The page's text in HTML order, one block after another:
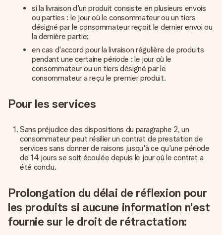
si la livraison d'un produit consiste en plusieurs envois
ou parties : le jour où le consommateur ou un tiers
désigné par le consommateur reçoit le dernier envoi ou
la dernière partie;
en cas d'accord pour la livraison régulière de produits
pendant une certaine période : le jour où le
consommateur ou un tiers désigné par le
consommateur a reçu le premier produit.
Pour les services
Sans préjudice des dispositions du paragraphe 2, un
consommateur peut résilier un contrat de prestation de
services sans donner de raisons jusqu'à ce qu'une période
de 14 jours se soit écoulée depuis le jour où le contrat a
été conclu.
Prolongation du délai de réflexion pour
les produits si aucune information n'est
fournie sur le droit de rétractation: